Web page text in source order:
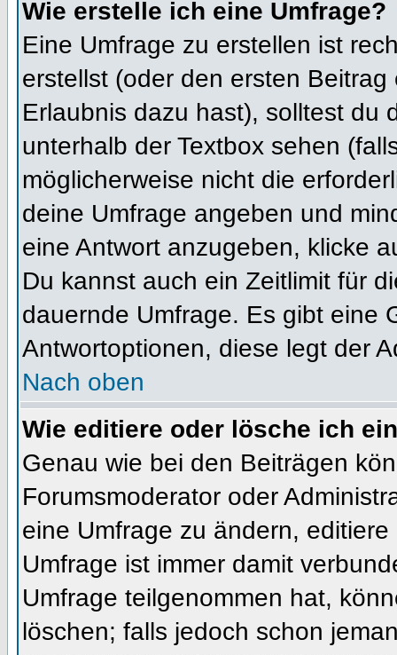
Wie erstelle ich eine Umfrage?
Eine Umfrage zu erstellen ist
erstellst (oder den ersten
Erlaubnis dazu hast), solltest du
unterhalb der Textbox sehen
möglicherweise nicht die
deine Umfrage angeben und
eine Antwort anzugeben, klicke
Du kannst auch ein Zeitlimit für
dauernde Umfrage. Es gibt eine
Antwortoptionen, diese legt der
Nach oben
Wie editiere oder lösche ich
Genau wie bei den Beiträgen
Forumsmoderator oder
eine Umfrage zu ändern,
Umfrage ist immer damit
Umfrage teilgenommen hat,
löschen; falls jedoch schon